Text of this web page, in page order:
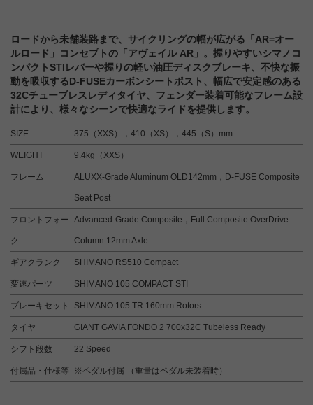
ロードから未舗装路まで、サイクリングの幅が広がる「AR=オー
ルロード」コンセプトの「アヴェイル AR」。握りやすいシマノコ
ンパクトSTIレバーや握りの軽い油圧ディスクブレーキ、不快な振
動を吸収するD-FUSEカーボンシートポスト、幅広で安定感のある
32Cチューブレスレディタイヤ、フェンダー装着可能なフレーム設
計により、様々なシーンで快適なライドを提供します。
SIZE 375（XXS），410（XS），445（S）mm
WEIGHT 9.4kg（XXS）
フレーム ALUXX-Grade Aluminum OLD142mm，D-FUSE Composite
Seat Post
フロントフォー
ク
Advanced-Grade Composite，Full Composite OverDrive
Column 12mm Axle
ギアクランク SHIMANO RS510 Compact
変速パーツ SHIMANO 105 COMPACT STI
ブレーキセット SHIMANO 105 TR 160mm Rotors
タイヤ GIANT GAVIA FONDO 2 700x32C Tubeless Ready
シフト段数 22 Speed
付属品・仕様等 ※ペダル付属 （重量はペダル未装着時）